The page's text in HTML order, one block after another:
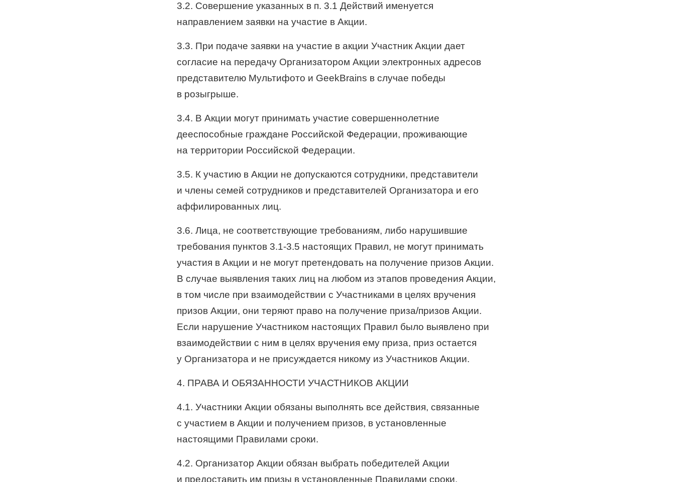
3.2. Совершение указанных в п. 3.1 Действий именуется
направлением заявки на участие в Акции.
3.3. При подаче заявки на участие в акции Участник Акции дает
согласие на передачу Организатором Акции электронных адресов
представителю Мультифото и GeekBrains в случае победы
в розыгрыше.
3.4. В Акции могут принимать участие совершеннолетние
дееспособные граждане Российской Федерации, проживающие
на территории Российской Федерации.
3.5. К участию в Акции не допускаются сотрудники, представители
и члены семей сотрудников и представителей Организатора и его
аффилированных лиц.
3.6. Лица, не соответствующие требованиям, либо нарушившие
требования пунктов 3.1-3.5 настоящих Правил, не могут принимать
участия в Акции и не могут претендовать на получение призов Акции.
В случае выявления таких лиц на любом из этапов проведения Акции,
в том числе при взаимодействии с Участниками в целях вручения
призов Акции, они теряют право на получение приза/призов Акции.
Если нарушение Участником настоящих Правил было выявлено при
взаимодействии с ним в целях вручения ему приза, приз остается
у Организатора и не присуждается никому из Участников Акции.
4. ПРАВА И ОБЯЗАННОСТИ УЧАСТНИКОВ АКЦИИ
4.1. Участники Акции обязаны выполнять все действия, связанные
с участием в Акции и получением призов, в установленные
настоящими Правилами сроки.
4.2. Организатор Акции обязан выбрать победителей Акции
и предоставить им призы в установленные Правилами сроки.